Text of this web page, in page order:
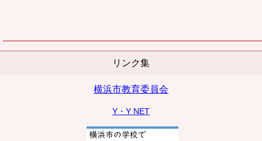
リンク集
横浜市教育委員会
Y・Y NET